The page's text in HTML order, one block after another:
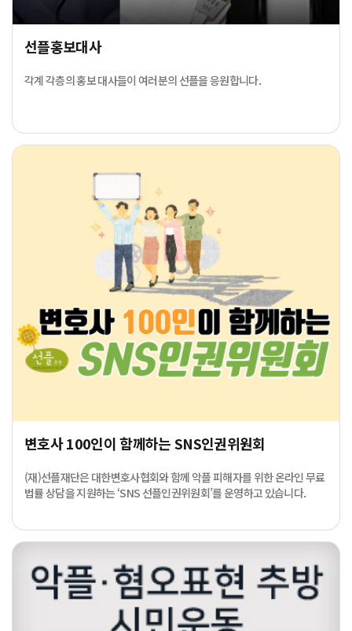
선플홍보대사
각계 각층의 홍보 대사들이 여러분의 선플을 응원합니다.
변호사 100인이 함께하는 SNS인권위원회
(재)선플재단은 대한변호사협회와 함께 악플 피해자를 위한 온라인 무료
법률 상담을 지원하는 ‘SNS 선플인권위원회’를 운영하고 있습니다.